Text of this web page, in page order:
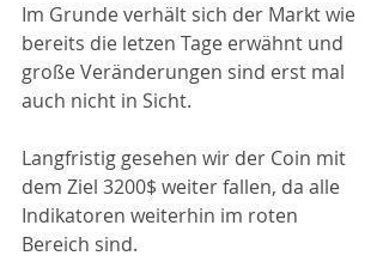
Im Grunde verhält sich der Markt wie
bereits die letzen Tage erwähnt und
große Veränderungen sind erst mal
auch nicht in Sicht.
Langfristig gesehen wir der Coin mit
dem Ziel 3200$ weiter fallen, da alle
Indikatoren weiterhin im roten
Bereich sind.